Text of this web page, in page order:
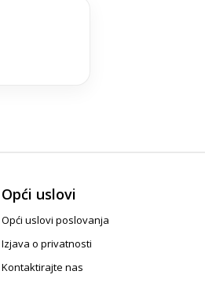
Opći uslovi
Opći uslovi poslovanja
Izjava o privatnosti
Kontaktirajte nas